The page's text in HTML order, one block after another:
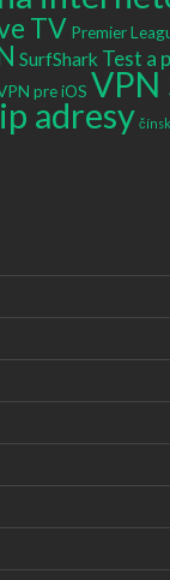
TV Premier
SurfShark Test a
pre iOS VPN
adresy